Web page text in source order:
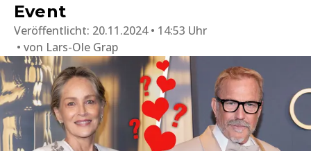
Event
Veröffentlicht: 20.11.2024 • 14:53 Uhr
von Lars-Ole Grap